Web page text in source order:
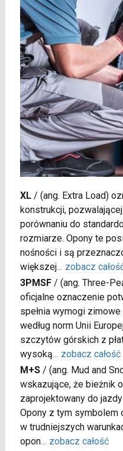
XL/ (ang. Extra Load)
konstrukcji,
porównaniu do
rozmiarze. Opony te
nośności i są
większej... zobacz
3PMSF/ (ang. Three-
oficjalne oznaczenie
spełnia wymogi
według norm Unii
szczytów górskich z
wysoką... zobacz całość
M+S/ (ang. Mud and
wskazujące, że bieżnik
zaprojektowany do
Opony z tym
w trudniejszych
opon... zobacz całość